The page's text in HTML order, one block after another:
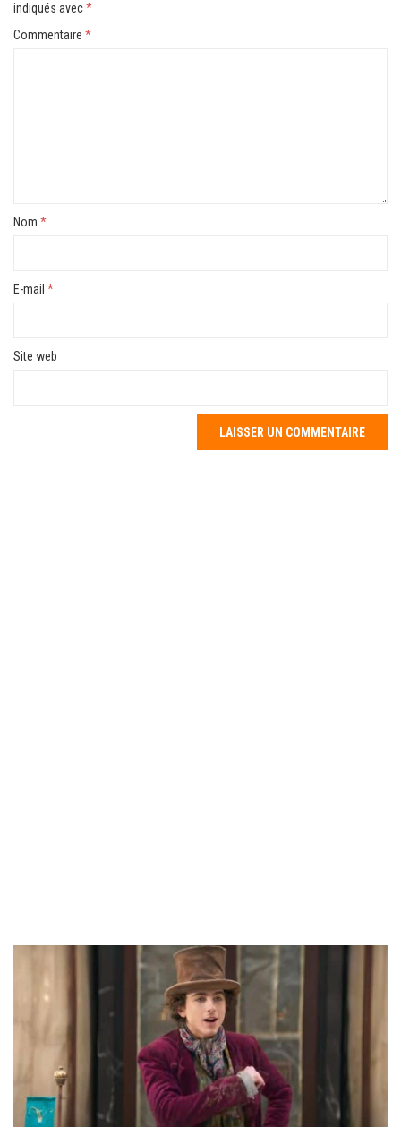
indiqués avec*
Commentaire *
Nom *
E-mail *
Site web